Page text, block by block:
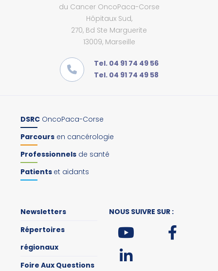
du Cancer OncoPaca-Corse
Hôpitaux Sud,
270, Bd Ste Marguerite
13009, Marseille
Tel. 04 91 74 49 56
Tel. 04 91 74 49 58
DSRC OncoPaca-Corse
Parcours en cancérologie
Professionnels de santé
Patients et aidants
Newsletters
Répertoires
régionaux
Foire Aux Questions
NOUS SUIVRE SUR :